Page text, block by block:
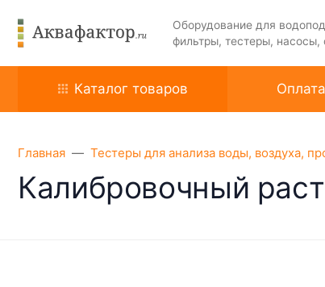
Оборудование для
фильтры, тестеры, насосы,
Каталог товаров
Главная Тестеры для анализа воды, воздуха,
Калибровочный